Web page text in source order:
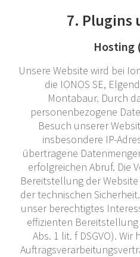
7. Plugins
Hosting
Unsere Website wird bei
die IONOS SE,
Montabaur. Durch
personenbezogene
Besuch unserer
insbesondere IP-
übertragene
erfolgreichen Abruf. Die
Bereitstellung der
der technischen
unser berechtigtes
effizienten
Abs. 1 lit. f DSGVO).